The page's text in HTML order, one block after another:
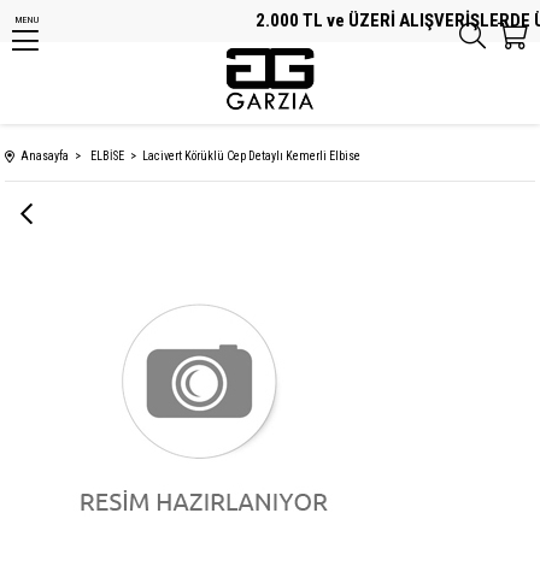
2.000 TL ve ÜZERİ ALIŞVERİŞLERDE
MENU
Anasayfa ELBİSE Lacivert Körüklü Cep Detaylı Kemerli Elbise